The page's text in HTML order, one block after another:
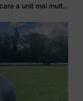
Stejarul Iulian Hartig: A fost un turneu care a unit mai mult echipa